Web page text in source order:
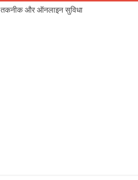
तकनीक और ऑनलाइन सुविधा